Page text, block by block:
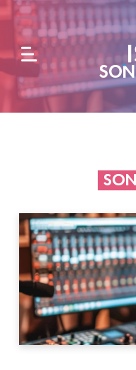
L'école
entreprises
Admissions
Informations
pratiques